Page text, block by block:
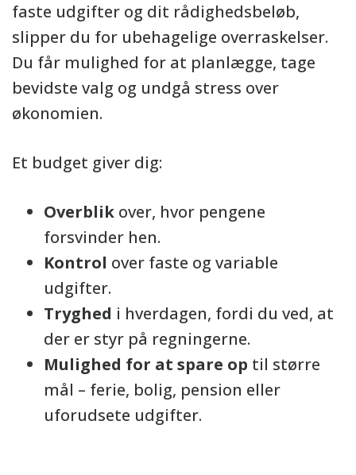
faste udgifter og dit rådighedsbeløb,
slipper du for ubehagelige overraskelser.
Du får mulighed for at planlægge, tage
bevidste valg og undgå stress over
økonomien.
Et budget giver dig:
Overblik over, hvor pengene
forsvinder hen.
Kontrol over faste og variable
udgifter.
Tryghed i hverdagen, fordi du ved, at
der er styr på regningerne.
Mulighed for at spare op til større
mål – ferie, bolig, pension eller
uforudsete udgifter.